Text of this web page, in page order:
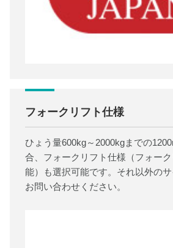
フォークリフト仕様
ひょう量600kg～2000kgまでの
合、フォークリフト仕様（フォー
能）も選択可能です。それ以外のサ
お問い合わせください。